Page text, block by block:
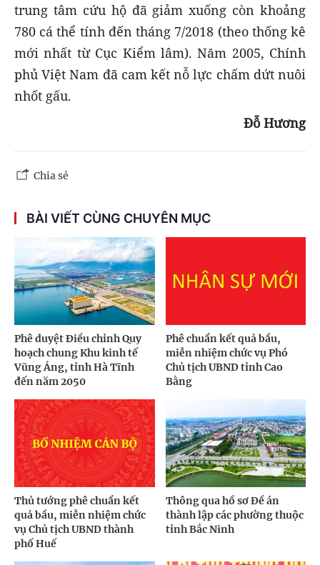
trung tâm cứu hộ đã giảm xuống còn khoảng
780 cá thể tính đến tháng 7/2018 (theo thống kê
mới nhất từ Cục Kiểm lâm). Năm 2005, Chính
phủ Việt Nam đã cam kết nỗ lực chấm dứt nuôi
nhốt gấu.
Đỗ Hương
Chia sẻ
BÀI VIẾT CÙNG CHUYÊN MỤC
Phê duyệt Điều chỉnh Quy
hoạch chung Khu kinh tế
Vũng Áng, tỉnh Hà Tĩnh
đến năm 2050
Phê chuẩn kết quả bầu,
miễn nhiệm chức vụ Phó
Chủ tịch UBND tỉnh Cao
Bằng
Thủ tướng phê chuẩn kết
quả bầu, miễn nhiệm chức
vụ Chủ tịch UBND thành
phố Huế
Thông qua hồ sơ Đề án
thành lập các phường thuộc
tỉnh Bắc Ninh